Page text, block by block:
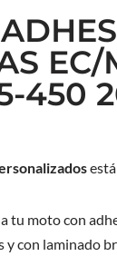
EC/
450
tu moto con
y con laminado